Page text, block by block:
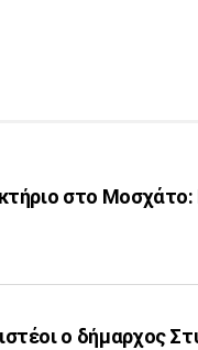
στο
ο δήμαρχος